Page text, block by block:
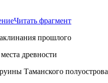
Читать фрагмент
прошлого
древности
Таманского полуострова